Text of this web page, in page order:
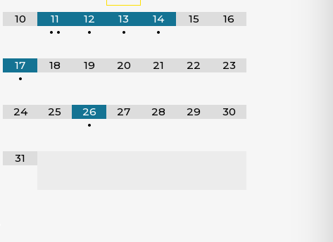
10
11
• •
12
•
13
•
14
•
15 16
17
•
18 19 20 21 22 23
24 25
26
•
27 28 29 30
31